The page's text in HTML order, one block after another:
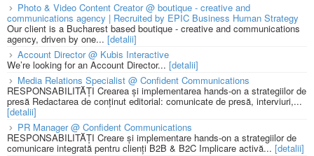
Photo & Video Content Creator @ boutique - creative and
communications agency | Recruited by EPIC Business Human Strategy
Our client is a Bucharest based boutique - creative and communications
agency, driven by one... [detalii]
Account Director @ Kubis Interactive
We’re looking for an Account Director... [detalii]
Media Relations Specialist @ Confident Communications
RESPONSABILITĂȚI Crearea și implementarea hands-on a strategiilor de
presă Redactarea de conținut editorial: comunicate de presă, interviuri,...
[detalii]
PR Manager @ Confident Communications
RESPONSABILITĂȚI Creare și implementare hands-on a strategiilor de
comunicare integrată pentru clienți B2B & B2C Implicare activă... [detalii]